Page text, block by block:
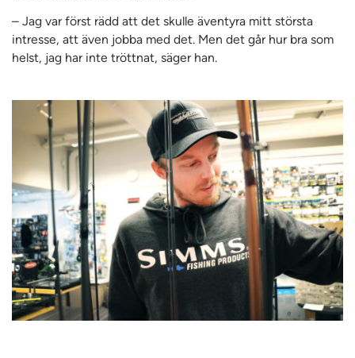
– Jag var först rädd att det skulle äventyra mitt största
intresse, att även jobba med det. Men det går hur bra som
helst, jag har inte tröttnat, säger han.